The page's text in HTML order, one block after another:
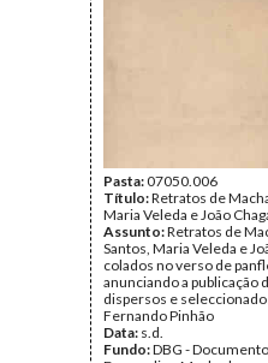
Pasta:07050.006
Título:Retratos de
Maria Veleda e João
Assunto:Retratos de
Santos, Maria Veleda e
colados no verso de
anunciando a publicação
dispersos e
Fernando Pinhão
Data: s.d.
Fundo:DBG -